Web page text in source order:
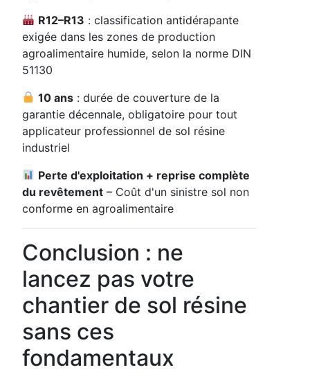
R12–R13 : classification antidérapante
exigée dans les zones de production
agroalimentaire humide, selon la norme DIN
51130
10 ans : durée de couverture de la
garantie décennale, obligatoire pour tout
applicateur professionnel de sol résine
industriel
Perte d'exploitation + reprise complète
du revêtement – Coût d'un sinistre sol non
conforme en agroalimentaire
Conclusion : ne
lancez pas votre
chantier de sol résine
sans ces
fondamentaux